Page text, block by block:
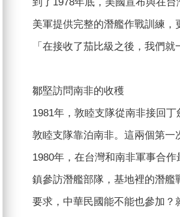
美軍提供完整的潛艦作戰訓練，
「在接收了茄比級之後，我們
鄒堅訪問南非的收穫
1981年，敦睦支隊從南非接回
敦睦支隊靠泊南非。這兩個第一
1980年，在台灣和南非軍事合
鎮參訪潛艦部隊，基地裡的潛
要求，中華民國能不能也參加？